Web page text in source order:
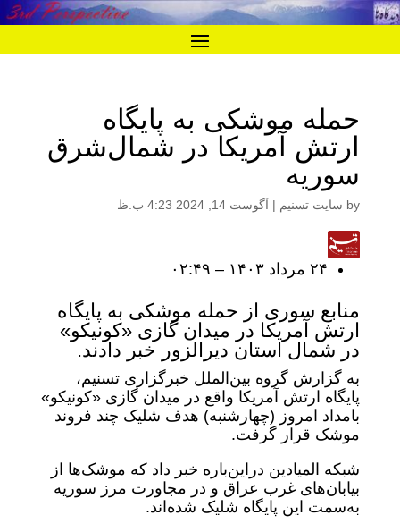
حمله موشکی به پایگاه
ارتش آمریکا در شمال‌شرق
سوریه
by سایت تسنیم | آگوست 14, 2024 4:23 ب.ظ
۲۴ مرداد ۱۴۰۳ – ۰۲:۴۹
منابع سوری از حمله موشکی به پایگاه
ارتش آمریکا در میدان گازی «کونیکو»
در شمال استان دیرالزور خبر دادند.
به گزارش گروه بین‌الملل خبرگزاری تسنیم،
پایگاه ارتش آمریکا واقع در میدان گازی «کونیکو»
بامداد امروز (چهارشنبه) هدف شلیک چند فروند
موشک قرار گرفت.
شبکه المیادین دراین‌باره خبر داد که موشک‌ها از
بیابان‌های غرب عراق و در مجاورت مرز سوریه
به‌سمت این پایگاه شلیک شده‌اند.